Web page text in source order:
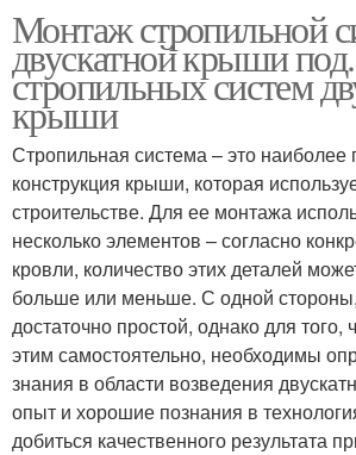
Монтаж стропильной
двускатной крыши
стропильных систем
крыши
Стропильная система – это наиболее
конструкция крыши, которая
строительстве. Для ее монтажа
несколько элементов – согласно
кровли, количество этих деталей
больше или меньше. С одной
достаточно простой, однако для того,
этим самостоятельно, необходимы
знания в области возведения
опыт и хорошие познания в
добиться качественного результата